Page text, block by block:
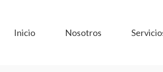
Inicio Nosotros